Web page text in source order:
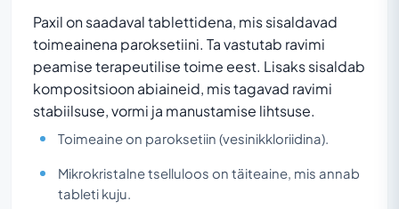
Paxil on saadaval tablettidena, mis sisaldavad
toimeainena paroksetiini. Ta vastutab ravimi
peamise terapeutilise toime eest. Lisaks sisaldab
kompositsioon abiaineid, mis tagavad ravimi
stabiilsuse, vormi ja manustamise lihtsuse.
Toimeaine on paroksetiin (vesinikkloriidina).
Mikrokristalne tselluloos on täiteaine, mis annab
tableti kuju.